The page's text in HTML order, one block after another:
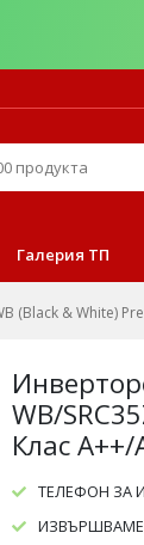
Галерия ТП
(Black & White)
WB/
Клас
ТЕЛЕФОН ЗА
ИЗВЪРШВАМЕ